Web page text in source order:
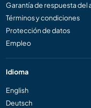
Garantía de respuesta del
Términos y condiciones
Protección de datos
Empleo
Idioma
English
Deutsch